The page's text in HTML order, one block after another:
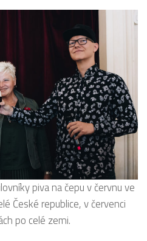
piva na čepu v červnu ve
České republice, v červenci
po celé zemi.